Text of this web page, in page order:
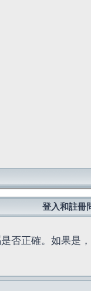
登入和註冊
否正確。如果